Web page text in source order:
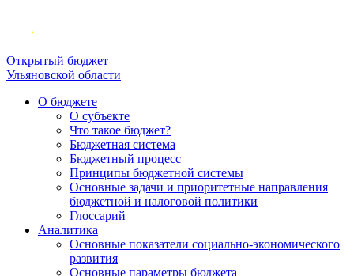
Открытый бюджет
Ульяновской области
О бюджете
О субъекте
Что такое бюджет?
Бюджетная система
Бюджетный процесс
Принципы бюджетной системы
Основные задачи и приоритетные направления
бюджетной и налоговой политики
Глоссарий
Аналитика
Основные показатели социально-экономического
развития
Основные параметры бюджета